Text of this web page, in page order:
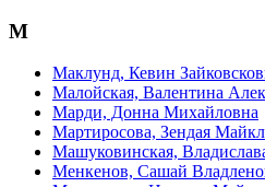
М
Маклунд, Кевин
Малойская, Валентина
Марди, Донна Михайловна
Мартиросова, Зендая
Машуковинская,
Менкенов, Сашай